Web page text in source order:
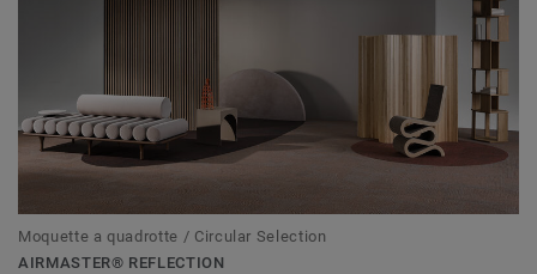
Moquette a quadrotte / Circular Selection
AIRMASTER® REFLECTION